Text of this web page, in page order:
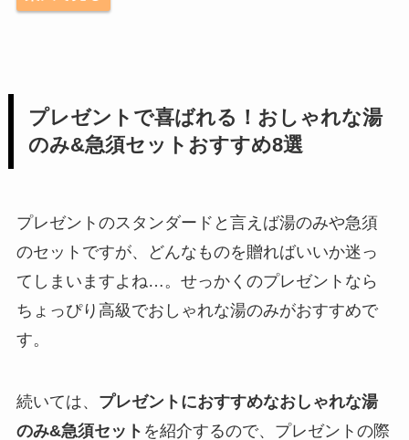
プレゼントで喜ばれる！おしゃれな湯
のみ&急須セットおすすめ8選
プレゼントのスタンダードと言えば湯のみや急須
のセットですが、どんなものを贈ればいいか迷っ
てしまいますよね…。せっかくのプレゼントなら
ちょっぴり高級でおしゃれな湯のみがおすすめで
す。
続いては、 プレゼントにおすすめなおしゃれな湯
のみ&急須セット を紹介するので、プレゼントの際